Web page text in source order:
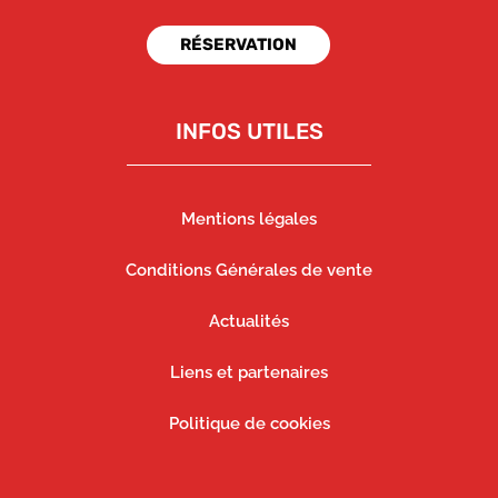
01/05/2026
Choblet jeremy
MURIEL
préparation, les explications. Les sensations étaient au
Merci Dominique pour ce texte magnifique et qui en dit long
De grands virages en montée t’emmènent voir La Tranche
sur Mer et les îles environnantes avec les yeux d’un oiseau.
RÉSERVATION
INFOS UTILES
Mentions légales
Conditions Générales de vente
Actualités
Liens et partenaires
Politique de cookies